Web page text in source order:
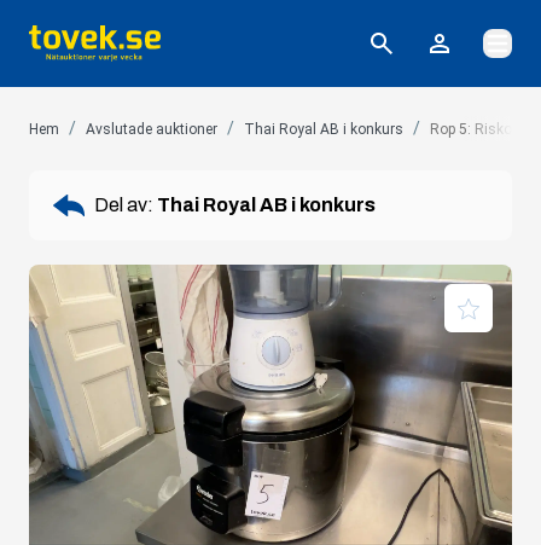
Öppna
Hem / Avslutade auktioner / Thai Royal AB i konkurs / Rop 5:
Del av: Thai Royal AB i konkurs